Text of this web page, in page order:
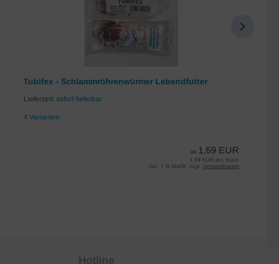
Tubifex - Schlammröhrenwürmer Lebendfutter
Lieferzeit: sofort lieferbar
4 Varianten
ab 1,69 EUR
1,69 EUR pro Stück
inkl. 7 % MwSt. zzgl. Versandkosten
Hotline